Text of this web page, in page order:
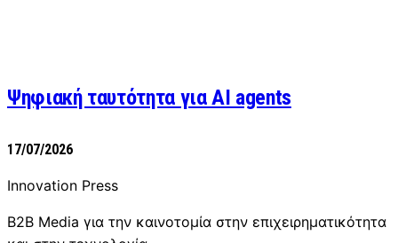
Ψηφιακή ταυτότητα για AI agents
17/07/2026
Innovation Press
B2B Media για την καινοτομία στην επιχειρηματικότητα